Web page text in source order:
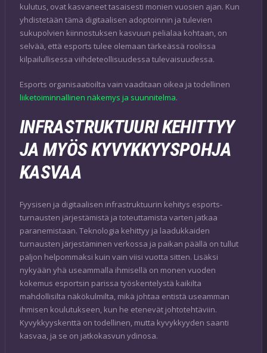
kulutus, ovat kasvaneet tasaisesti monien vuosien ajan. Kun
yhdistetään tämä digitaalisen adoptoinnin ja tulevien
sukupolvien kiinnostuksen kasvuun pelialaa kohtaan, on
selvää, että esports tulee olemaan tärkeässä roolissa
kilpailullisessa viihdeteollisuudessa tulevaisuudessa.
Esports organisaatioilta vain vaaditaan oikea ja todellinen
liiketoiminnallinen näkemys ja suunnitelma.
INFRASTRUKTUURI KEHITTYY
JA MYÖS KYVYKKYYSPOHJA
KASVAA
Fyysisen ja digitaalisen infrastruktuurin kehitys esports-
turnausten järjestämistä ja toteuttamista varten jatkaa
paranemistaan. Teknologia kehittyy ja laadukkaiden
turnausten järjestäminen verkossa ja paikan päällä on tullut
paljon helpommaksi kuin vain viisi vuotta sitten. Lisäksi
nykyään yhä useammalla ihmisellä on monen vuoden
kokemus esportsin parissa työskentelystä kaikilta
mahdollisilta näkökulmilta, mikä johtaa entistä useamman
ihmisen koulutukseen, kun he etenevät johtotehtäviin.
Kyvykkyyskenttä on todellinen, mutta kyvykkyyden saanti
kasvaa, ja se on jatkokasvun ydinosa.